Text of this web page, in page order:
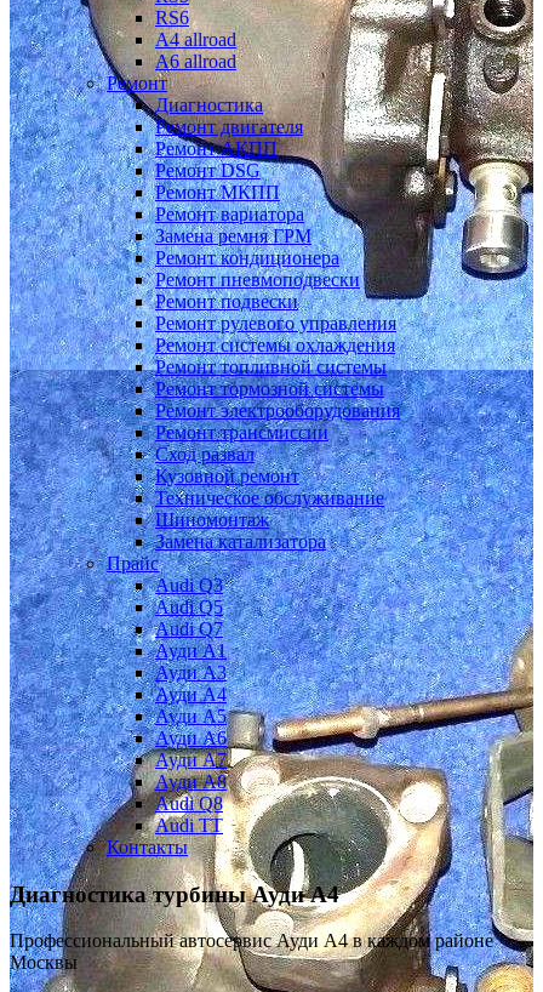
RS6
A4 allroad
A6 allroad
Ремонт
Диагностика
Ремонт двигателя
Ремонт АКПП
Ремонт DSG
Ремонт МКПП
Ремонт вариатора
Замена ремня ГРМ
Ремонт кондиционера
Ремонт пневмоподвески
Ремонт подвески
Ремонт рулевого управления
Ремонт системы охлаждения
Ремонт топливной системы
Ремонт тормозной системы
Ремонт электрооборудования
Ремонт трансмиссии
Сход развал
Кузовной ремонт
Техническое обслуживание
Шиномонтаж
Замена катализатора
Прайс
Audi Q3
Audi Q5
Audi Q7
Ауди А1
Ауди А3
Ауди А4
Ауди A5
Ауди А6
Ауди А7
Ауди A8
Audi Q8
Audi TT
Контакты
Диагностика турбиныАуди А4
Профессиональный автосервис Ауди А4 в каждом районе
Москвы